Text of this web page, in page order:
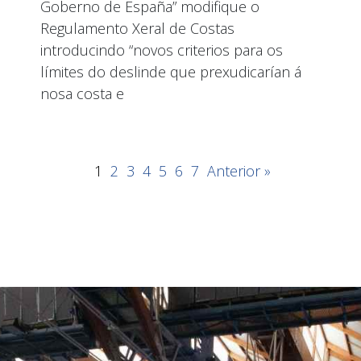
Goberno de España” modifique o
Regulamento Xeral de Costas
introducindo “novos criterios para os
límites do deslinde que prexudicarían á
nosa costa e
1 2 3 4 5 6 7 Anterior »